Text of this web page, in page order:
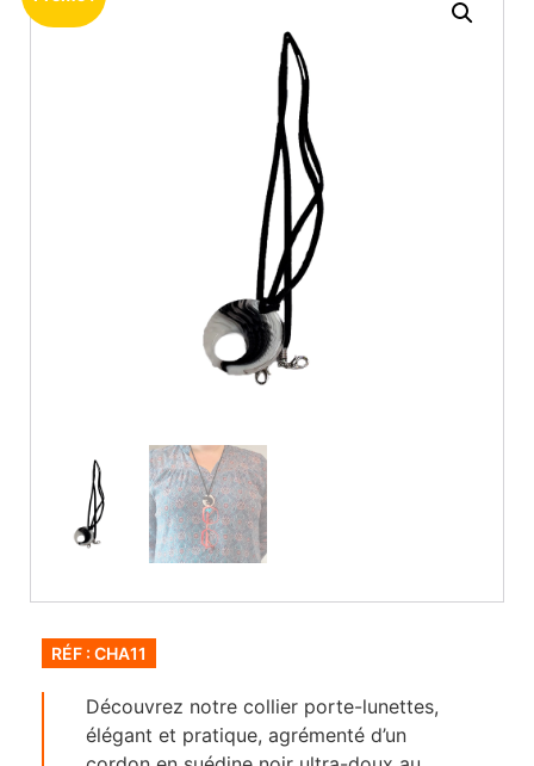
RÉF : CHA11
Découvrez notre collier porte-lunettes,
élégant et pratique, agrémenté d’un